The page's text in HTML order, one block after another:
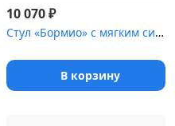
10 070₽
Стул «Бормио» с мягким сиденьем [(стальной каркас)]
В корзину